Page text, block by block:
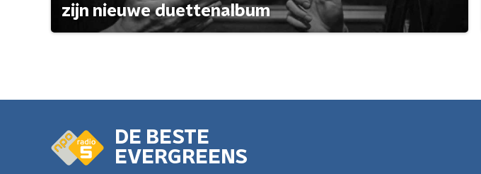
zijn nieuwe duettenalbum
DE BESTE
EVERGREENS